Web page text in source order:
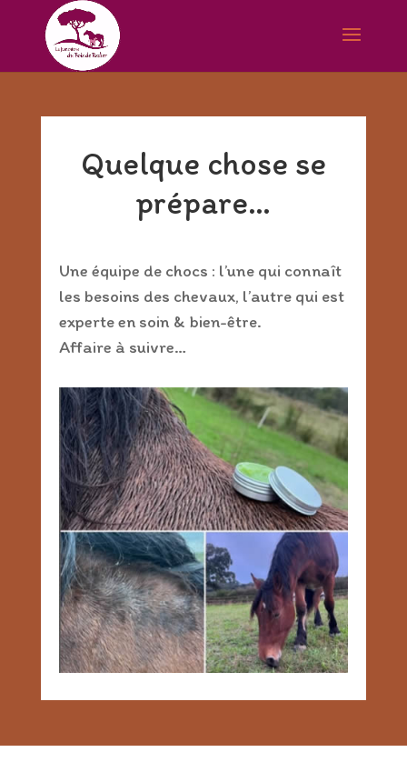
Quelque chose se
prépare…
Une équipe de chocs : l’une qui connaît
les besoins des chevaux, l’autre qui est
experte en soin & bien-être.
Affaire à suivre…